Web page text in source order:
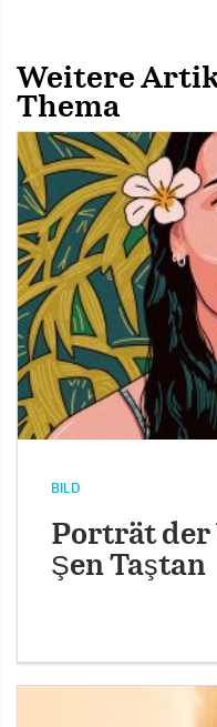
Weitere
Thema
BILD
Porträt der
Şen Taştan